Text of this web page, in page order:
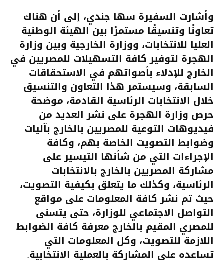
وأشارت السفيرة سها جندي، إلى أن هناك
تعاونًا وتنسيقًا مستمرًا بين الهيئة الوطنية
العليا للانتخابات، ووزارة الخارجية وبين وزارة
الهجرة لتوفير كافة التسهيلات للمصريين في
الخارج للإدلاء بأصواتهم في الاستحقاقات
السابقة، وسيستمر هذا التعاون والتنسيق
خلال الانتخابات الرئاسية القادمة، موضحة
حرص وزارة الهجرة على نشر العديد من
فيديوهات التوعية للمصريين بالخارج بآليات
وضوابط التصويت الخاصة بهم، وكافة
الإجراءات التي من شأنها التيسير على
مشاركة المصريين بالخارج بالانتخابات
الرئاسية، وكذلك ما يتعلق بكيفية التصويت،
حيث تم نشر كافة المعلومات على مواقع
التواصل الاجتماعي للوزارة، حتى يتسنى
للمصري المقيم بالخارج معرفة كافة الضوابط
اللازمة للتصويت، وكل المعلومات التي
تساعده على المشاركة بالعملية الانتخابية.